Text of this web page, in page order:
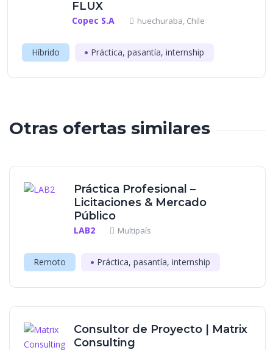
FLUX
Copec S.A huechuraba, Chile
Híbrido Práctica, pasantía, internship
Otras ofertas similares
Práctica Profesional –
Licitaciones & Mercado
Público
LAB2 Multipaís
Remoto Práctica, pasantía, internship
Consultor de Proyecto | Matrix
Consulting